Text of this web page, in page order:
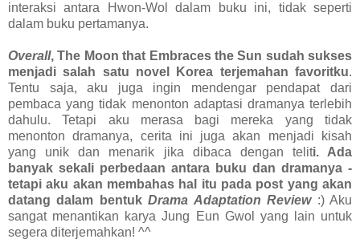
interaksi antara Hwon-Wol dalam buku ini, tidak seperti
dalam buku pertamanya.
Overall, The Moon that Embraces the Sun sudah sukses
menjadi salah satu novel Korea terjemahan favoritku.
Tentu saja, aku juga ingin mendengar pendapat dari
pembaca yang tidak menonton adaptasi dramanya terlebih
dahulu. Tetapi aku merasa bagi mereka yang tidak
menonton dramanya, cerita ini juga akan menjadi kisah
yang unik dan menarik jika dibaca dengan teliti. Ada
banyak sekali perbedaan antara buku dan dramanya -
tetapi aku akan membahas hal itu pada post yang akan
datang dalam bentukDrama Adaptation Review :) Aku
sangat menantikan karya Jung Eun Gwol yang lain untuk
segera diterjemahkan! ^^